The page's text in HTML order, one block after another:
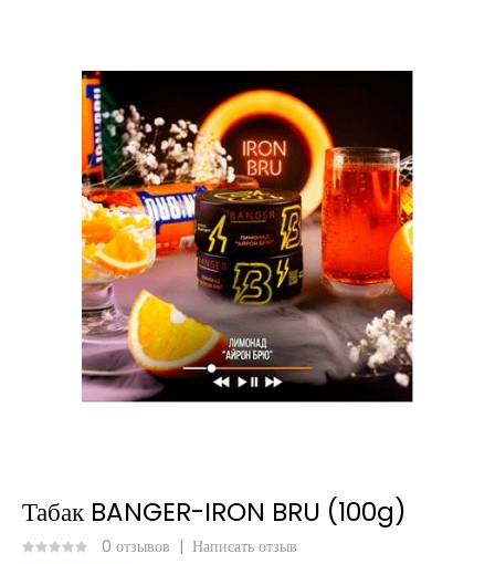
Табак BANGER-IRON BRU (100g)
0 отзывов | Написать отзыв